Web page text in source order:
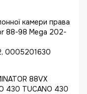
камери права
88-98 Mega 202-
0005201630
88VX
430 TUCANO 430